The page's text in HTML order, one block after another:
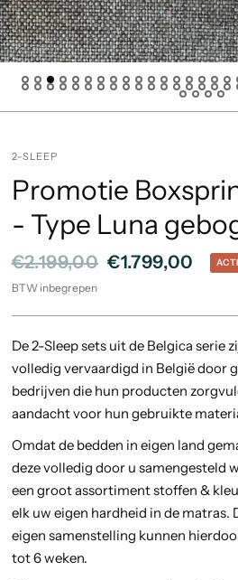
2-SLEEP
Promotie
- Type Luna
€2.199,00 €1.799,00
BTW inbegrepen
De 2-Sleep sets uit de Belgica serie
volledig vervaardigd in België door
bedrijven die hun producten
aandacht voor hun gebruikte
Omdat de bedden in eigen land
deze volledig door u samengesteld
een groot assortiment stoffen &
elk uw eigen hardheid in de matras.
eigen samenstelling kunnen
tot 6 weken.